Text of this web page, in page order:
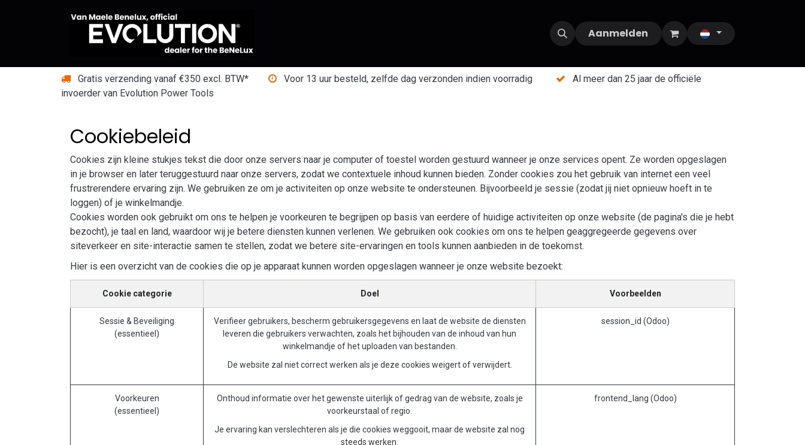
Aanmelden
Gratis verzending vanaf €350 excl. BTW* Voor 13 uur besteld, zelfde dag verzonden indien voorradig
Al meer dan 25 jaar de officiële
invoerder van Evolution Power Tools
Cookiebeleid
Cookies zijn kleine stukjes tekst die door onze servers naar je computer of toestel worden gestuurd wanneer je onze services opent. Ze worden opgeslagen
in je browser en later teruggestuurd naar onze servers, zodat we contextuele inhoud kunnen bieden. Zonder cookies zou het gebruik van internet een veel
frustrerendere ervaring zijn. We gebruiken ze om je activiteiten op onze website te ondersteunen. Bijvoorbeeld je sessie (zodat jij niet opnieuw hoeft in te
loggen) of je winkelmandje.
Cookies worden ook gebruikt om ons te helpen je voorkeuren te begrijpen op basis van eerdere of huidige activiteiten op onze website (de pagina's die je hebt
bezocht), je taal en land, waardoor wij je betere diensten kunnen verlenen. We gebruiken ook cookies om ons te helpen geaggregeerde gegevens over
siteverkeer en site-interactie samen te stellen, zodat we betere site-ervaringen en tools kunnen aanbieden in de toekomst.
Hier is een overzicht van de cookies die op je apparaat kunnen worden opgeslagen wanneer je onze website bezoekt:
Cookie categorie Doel Voorbeelden
Sessie & Beveiliging
(essentieel)
Verifieer gebruikers, bescherm gebruikersgegevens en laat de website de diensten
leveren die gebruikers verwachten, zoals het bijhouden van de inhoud van hun
winkelmandje of het uploaden van bestanden.
De website zal niet correct werken als je deze cookies weigert of verwijdert.
session_id (Odoo)
Voorkeuren
(essentieel)
Onthoud informatie over het gewenste uiterlijk of gedrag van de website, zoals je
voorkeurstaal of regio.
Je ervaring kan verslechteren als je die cookies weggooit, maar de website zal nog
steeds werken.
frontend_lang (Odoo)